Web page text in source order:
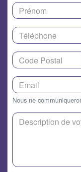
Nous ne